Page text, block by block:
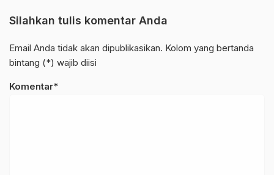
Silahkan tulis komentar Anda
Email Anda tidak akan dipublikasikan. Kolom yang bertanda
bintang (*) wajib diisi
Komentar*